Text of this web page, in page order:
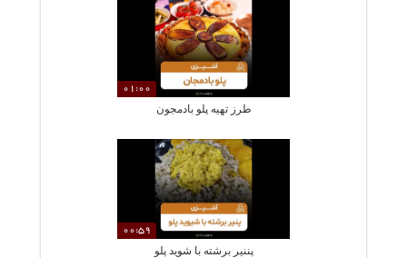
01:00
طرز تهیه پلو بادمجون
00:59
پننیر برشته با شوید پلو